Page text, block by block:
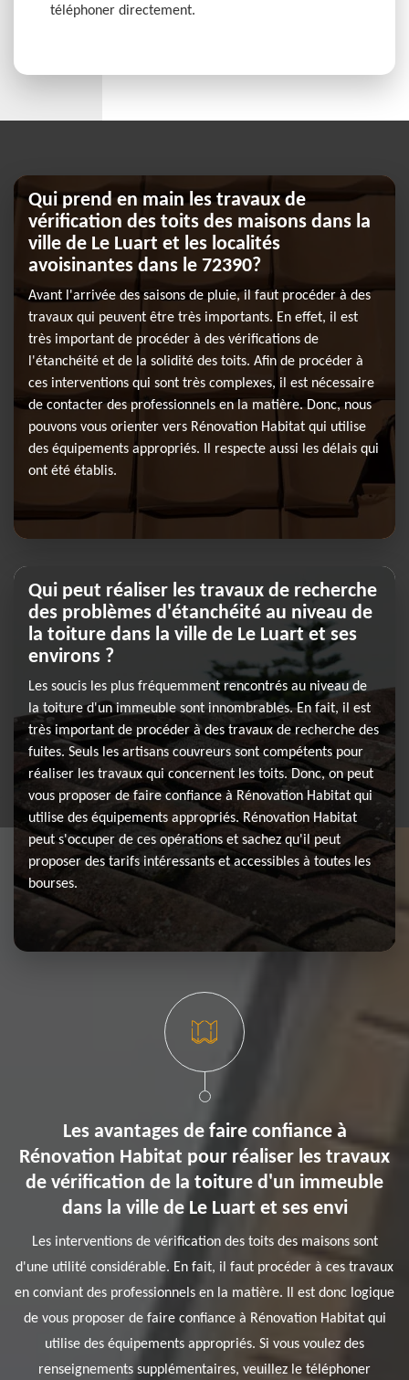
téléphoner directement.
Qui prend en main les travaux de
vérification des toits des maisons dans la
ville de Le Luart et les localités
avoisinantes dans le 72390?
Avant l'arrivée des saisons de pluie, il faut procéder à des
travaux qui peuvent être très importants. En effet, il est
très important de procéder à des vérifications de
l'étanchéité et de la solidité des toits. Afin de procéder à
ces interventions qui sont très complexes, il est nécessaire
de contacter des professionnels en la matière. Donc, nous
pouvons vous orienter vers Rénovation Habitat qui utilise
des équipements appropriés. Il respecte aussi les délais qui
ont été établis.
Qui peut réaliser les travaux de recherche
des problèmes d'étanchéité au niveau de
la toiture dans la ville de Le Luart et ses
environs ?
Les soucis les plus fréquemment rencontrés au niveau de
la toiture d'un immeuble sont innombrables. En fait, il est
très important de procéder à des travaux de recherche des
fuites. Seuls les artisans couvreurs sont compétents pour
réaliser les travaux qui concernent les toits. Donc, on peut
vous proposer de faire confiance à Rénovation Habitat qui
utilise des équipements appropriés. Rénovation Habitat
peut s'occuper de ces opérations et sachez qu'il peut
proposer des tarifs intéressants et accessibles à toutes les
bourses.
Les avantages de faire confiance à
Rénovation Habitat pour réaliser les travaux
de vérification de la toiture d'un immeuble
dans la ville de Le Luart et ses envi
Les interventions de vérification des toits des maisons sont
d'une utilité considérable. En fait, il faut procéder à ces travaux
en conviant des professionnels en la matière. Il est donc logique
de vous proposer de faire confiance à Rénovation Habitat qui
utilise des équipements appropriés. Si vous voulez des
renseignements supplémentaires, veuillez le téléphoner